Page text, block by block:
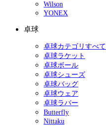
Wilson
YONEX
卓球
卓球カテゴリすべて
卓球ラケット
卓球ボール
卓球シューズ
卓球バッグ
卓球ウェア
卓球ラバー
Butterfly
Nittaku